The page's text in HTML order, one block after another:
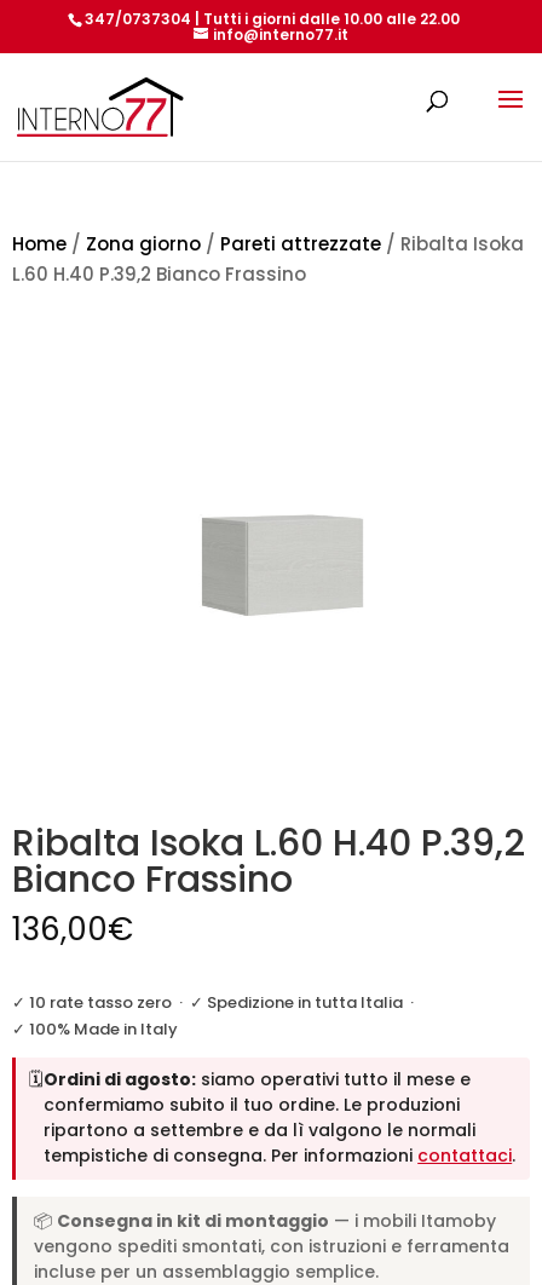
347/0737304 | Tutti i giorni dalle 10.00 alle 22.00
info@interno77.it
Home / Zona giorno / Pareti attrezzate / Ribalta Isoka
L.60 H.40 P.39,2 Bianco Frassino
Ribalta Isoka L.60 H.40 P.39,2
Bianco Frassino
136,00€
✓ 10 rate tasso zero · ✓ Spedizione in tutta Italia ·
✓ 100% Made in Italy
🗓️Ordini di agosto: siamo operativi tutto il mese e
confermiamo subito il tuo ordine. Le produzioni
ripartono a settembre e da lì valgono le normali
tempistiche di consegna. Per informazioni contattaci.
📦 Consegna in kit di montaggio — i mobili Itamoby
vengono spediti smontati, con istruzioni e ferramenta
incluse per un assemblaggio semplice.